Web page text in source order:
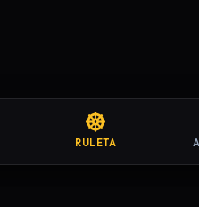
RULETA